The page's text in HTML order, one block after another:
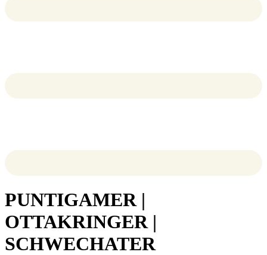
PUNTIGAMER |
OTTAKRINGER |
SCHWECHATER